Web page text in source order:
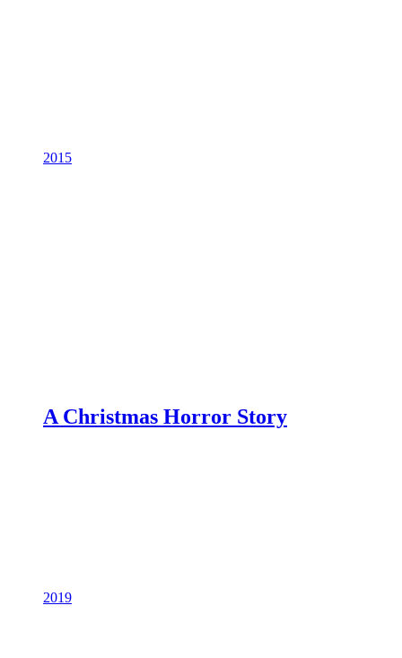
2015
A Christmas Horror Story
2019